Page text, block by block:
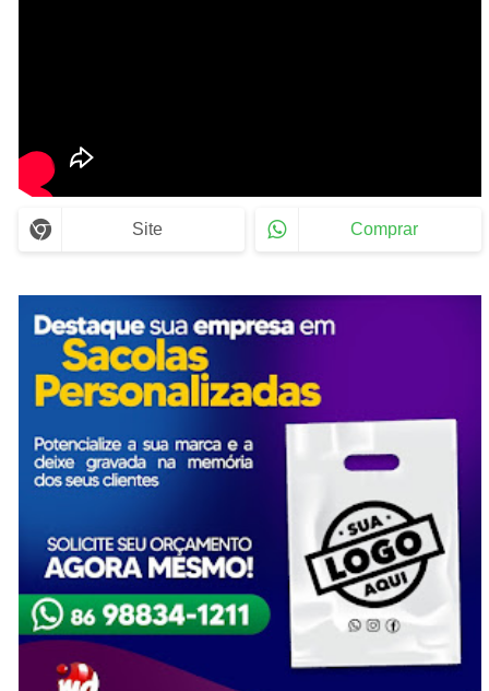
Site Comprar